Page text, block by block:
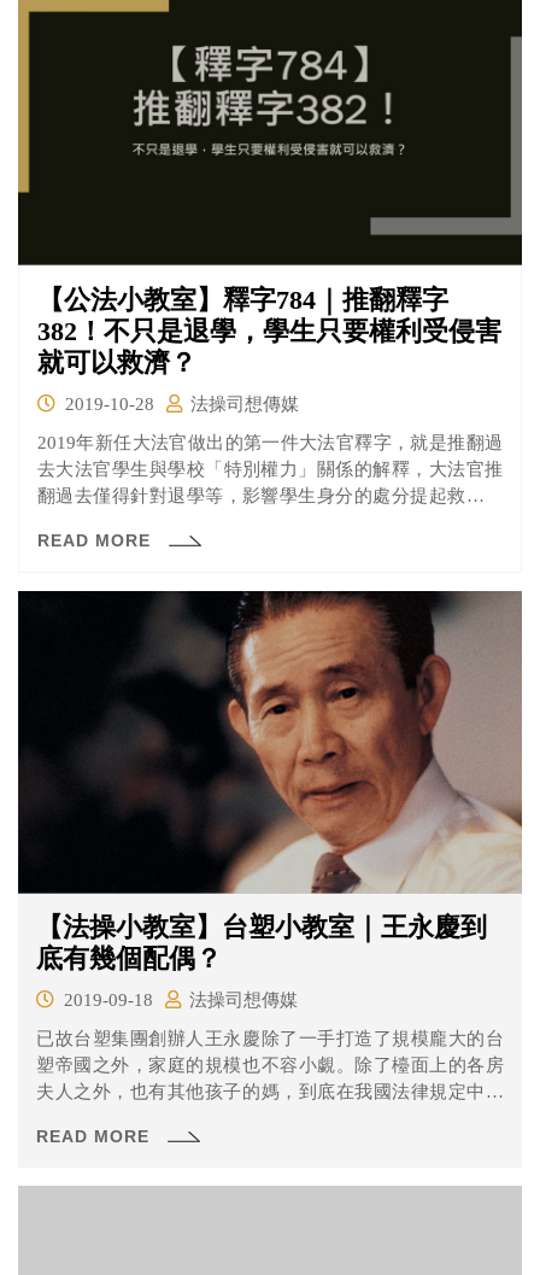
【公法小教室】釋字784｜推翻釋字
382！不只是退學，學生只要權利受侵害
就可以救濟？
2019-10-28
法操司想傳媒
2019年新任大法官做出的第一件大法官釋字，就是推翻過
去大法官學生與學校「特別權力」關係的解釋，大法官推
翻過去僅得針對退學等，影響學生身分的處分提起救濟的
措施而遭受侵害時，就可以依法提起救濟。 究竟什麼是特
釋字784之後學生只要受有侵害就可以請求嗎？
READ MORE
【法操小教室】台塑小教室｜王永慶到
底有幾個配偶？
2019-09-18
法操司想傳媒
已故台塑集團創辦人王永慶除了一手打造了規模龐大的台
塑帝國之外，家庭的規模也不容小覷。除了檯面上的各房
夫人之外，也有其他孩子的媽，到底在我國法律規定中，
READ MORE